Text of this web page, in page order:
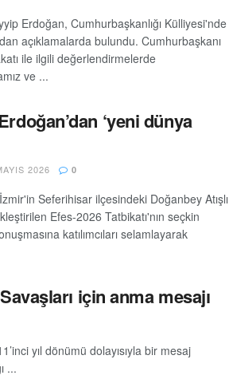
Erdoğan, Cumhurbaşkanlığı Külliyesi'nde
açıklamalarda bulundu. Cumhurbaşkanı
ile ilgili değerlendirmelerde
ve ...
‘yeni dünya
2026 0
Seferihisar ilçesindeki Doğanbey Atışlı
Efes-2026 Tatbikatı'nın seçkin
katılımcıları selamlayarak
için anma mesajı
yıl dönümü dolayısıyla bir mesaj
...